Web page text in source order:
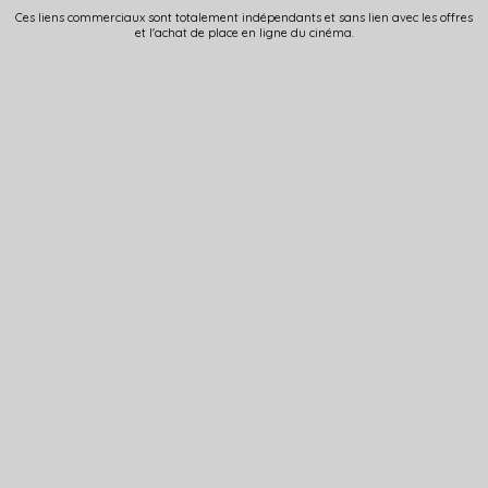
Ces liens commerciaux sont totalement indépendants et sans lien avec les offres
et l'achat de place en ligne du cinéma.